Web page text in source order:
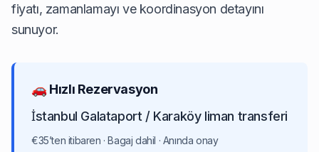
fiyatı, zamanlamayı ve koordinasyon detayını
sunuyor.
🚗 Hızlı Rezervasyon
İstanbul Galataport / Karaköy liman transferi
€35’ten itibaren · Bagaj dahil · Anında onay